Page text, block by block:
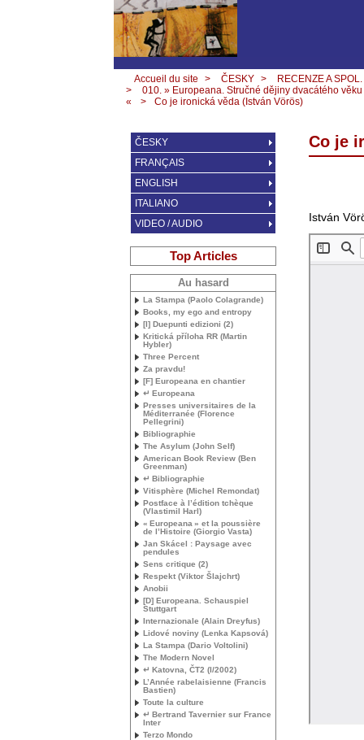
Accueil du site > ČESKY >
RECENZE A SPOL.
>
010. » Europeana. Stručné dějiny dvacátého věku
«
> Co je ironická věda (István Vörös)
Co je
István
ČESKY
FRANÇAIS
ENGLISH
ITALIANO
VIDEO / AUDIO
Top Articles
Au hasard
La Stampa (Paolo Colagrande)
Books, my ego and entropy
[I] Duepunti edizioni (2)
Kritická příloha RR (Martin
Hybler)
Three Percent
Za pravdu!
[F] Europeana en chantier
↵ Europeana
Presses universitaires de la
Méditerranée (Florence
Pellegrini)
Bibliographie
The Asylum (John Self)
American Book Review (Ben
Greenman)
↵ Bibliographie
Vitisphère (Michel Remondat)
Postface à l’édition tchèque
(Vlastimil Harl)
« Europeana » et la poussière
de l’Histoire (Giorgio Vasta)
Jan Skácel : Paysage avec
pendules
Sens critique (2)
Respekt (Viktor Šlajchrt)
Anobii
[D] Europeana. Schauspiel
Stuttgart
Internazionale (Alain Dreyfus)
Lidové noviny (Lenka Kapsová)
La Stampa (Dario Voltolini)
The Modern Novel
↵ Katovna, ČT2 (I/2002)
L’Année rabelaisienne (Francis
Bastien)
Toute la culture
↵ Bertrand Tavernier sur France
Inter
Terzo Mondo